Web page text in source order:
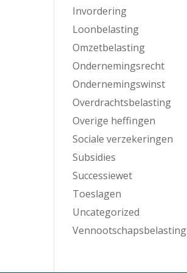
Invordering
Loonbelasting
Omzetbelasting
Ondernemingsrecht
Ondernemingswinst
Overdrachtsbelasting
Overige heffingen
Sociale verzekeringen
Subsidies
Successiewet
Toeslagen
Uncategorized
Vennootschapsbelasting